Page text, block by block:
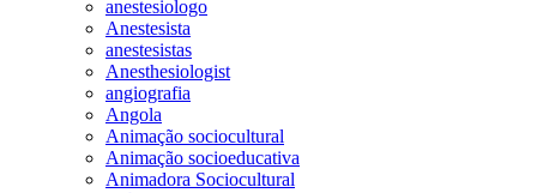
anestesiologo
Anestesista
anestesistas
Anesthesiologist
angiografia
Angola
Animação sociocultural
Animação socioeducativa
Animadora Sociocultural